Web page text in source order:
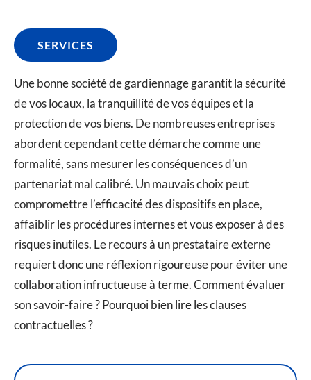
SERVICES
Une bonne société de gardiennage garantit la sécurité
de vos locaux, la tranquillité de vos équipes et la
protection de vos biens. De nombreuses entreprises
abordent cependant cette démarche comme une
formalité, sans mesurer les conséquences d’un
partenariat mal calibré. Un mauvais choix peut
compromettre l’efficacité des dispositifs en place,
affaiblir les procédures internes et vous exposer à des
risques inutiles. Le recours à un prestataire externe
requiert donc une réflexion rigoureuse pour éviter une
collaboration infructueuse à terme. Comment évaluer
son savoir-faire ? Pourquoi bien lire les clauses
contractuelles ?